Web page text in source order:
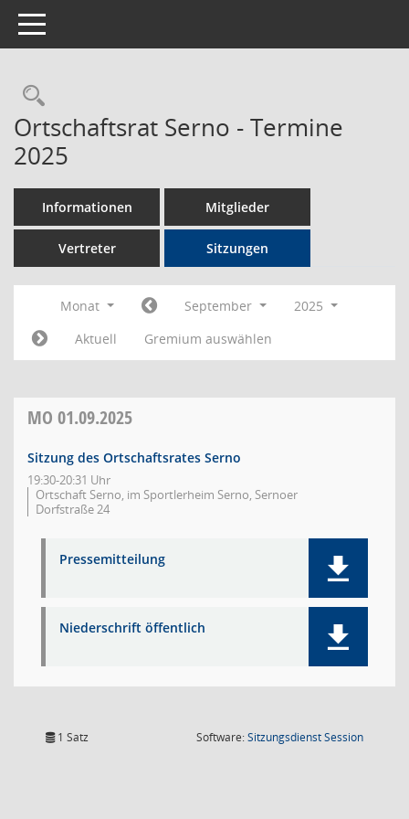
Toggle navigation
Rechercheauswahl
Ortschaftsrat Serno - Termine
2025
Informationen Mitglieder
Vertreter Sitzungen
Monat September
2025
Aktuell
Gremium auswählen
MO 01.09.2025
Sitzung des Ortschaftsrates Serno
19:30-20:31 Uhr
Ortschaft Serno, im Sportlerheim Serno, Sernoer
Dorfstraße 24
Pressemitteilung
Niederschrift öffentlich
1 Satz Software:SitzungsdienstSession(Wird in